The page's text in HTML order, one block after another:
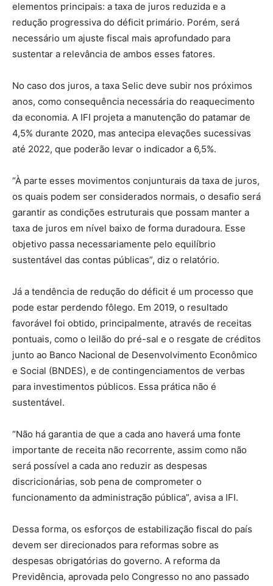
elementos principais: a taxa de juros reduzida e a
redução progressiva do déficit primário. Porém, será
necessário um ajuste fiscal mais aprofundado para
sustentar a relevância de ambos esses fatores.
No caso dos juros, a taxa Selic deve subir nos próximos
anos, como consequência necessária do reaquecimento
da economia. A IFI projeta a manutenção do patamar de
4,5% durante 2020, mas antecipa elevações sucessivas
até 2022, que poderão levar o indicador a 6,5%.
“À parte esses movimentos conjunturais da taxa de juros,
os quais podem ser considerados normais, o desafio será
garantir as condições estruturais que possam manter a
taxa de juros em nível baixo de forma duradoura. Esse
objetivo passa necessariamente pelo equilíbrio
sustentável das contas públicas”, diz o relatório.
Já a tendência de redução do déficit é um processo que
pode estar perdendo fôlego. Em 2019, o resultado
favorável foi obtido, principalmente, através de receitas
pontuais, como o leilão do pré-sal e o resgate de créditos
junto ao Banco Nacional de Desenvolvimento Econômico
e Social (BNDES), e de contingenciamentos de verbas
para investimentos públicos. Essa prática não é
sustentável.
“Não há garantia de que a cada ano haverá uma fonte
importante de receita não recorrente, assim como não
será possível a cada ano reduzir as despesas
discricionárias, sob pena de comprometer o
funcionamento da administração pública”, avisa a IFI.
Dessa forma, os esforços de estabilização fiscal do país
devem ser direcionados para reformas sobre as
despesas obrigatórias do governo. A reforma da
Previdência, aprovada pelo Congresso no ano passado